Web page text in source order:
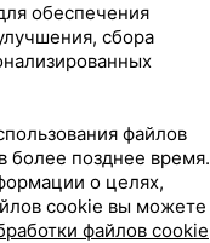
обеспечения
сбора
файлов
более позднее время.
о целях,
cookie вы можете
файлов cookie